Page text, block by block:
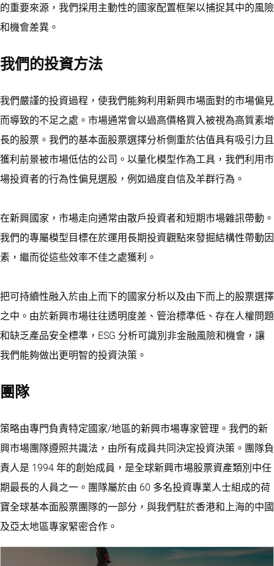
的重要來源，我們採用主動性的國家配置框架以捕捉其中的風險
和機會差異。
我們的投資方法
我們嚴謹的投資過程，使我們能夠利用新興市場面對的市場偏見
而導致的不足之處。市場通常會以過高價格買入被視為高質素增
長的股票。我們的基本面股票選擇分析側重於估值具有吸引力且
獲利前景被市場低估的公司。以量化模型作為工具，我們利用市
場投資者的行為性偏見選股，例如過度自信及羊群行為。
在新興國家，市場走向通常由散戶投資者和短期市場雜訊帶動。
我們的專屬模型目標在於運用長期投資觀點來發掘結構性帶動因
素，繼而從這些效率不佳之處獲利。
把可持續性融入於由上而下的國家分析以及由下而上的股票選擇
之中。由於新興市場往往透明度差、管治標準低、存在人權問題
和缺乏產品安全標準，ESG 分析可識別非金融風險和機會，讓
我們能夠做出更明智的投資決策。
團隊
策略由專門負責特定國家/地區的新興市場專家管理。我們的新
興市場團隊遵照共識法，由所有成員共同決定投資決策。團隊負
責人是 1994 年的創始成員，是全球新興市場股票資產類別中任
期最長的人員之一。團隊屬於由 60 多名投資專業人士組成的荷
寶全球基本面股票團隊的一部分，與我們駐於香港和上海的中國
及亞太地區專家緊密合作。